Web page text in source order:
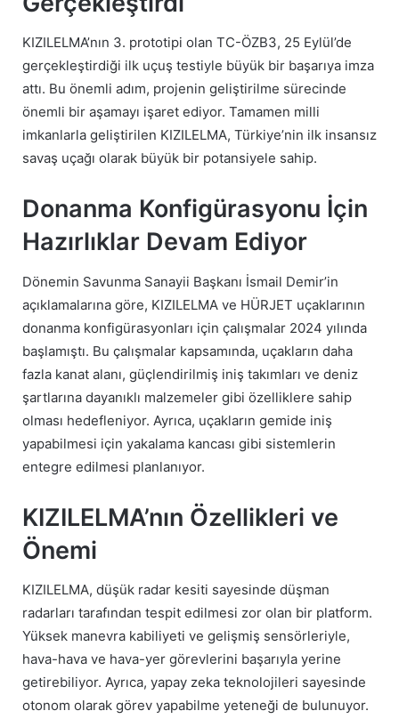
KIZILELMA’nın 3. prototipi olan TC-ÖZB3, 25 Eylül’de
gerçekleştirdiği ilk uçuş testiyle büyük bir başarıya imza
attı. Bu önemli adım, projenin geliştirilme sürecinde
önemli bir aşamayı işaret ediyor. Tamamen milli
imkanlarla geliştirilen KIZILELMA, Türkiye’nin ilk insansız
savaş uçağı olarak büyük bir potansiyele sahip.
Donanma Konfigürasyonu İçin
Hazırlıklar Devam Ediyor
Dönemin Savunma Sanayii Başkanı İsmail Demir’in
açıklamalarına göre, KIZILELMA ve HÜRJET uçaklarının
donanma konfigürasyonları için çalışmalar 2024 yılında
başlamıştı. Bu çalışmalar kapsamında, uçakların daha
fazla kanat alanı, güçlendirilmiş iniş takımları ve deniz
şartlarına dayanıklı malzemeler gibi özelliklere sahip
olması hedefleniyor. Ayrıca, uçakların gemide iniş
yapabilmesi için yakalama kancası gibi sistemlerin
entegre edilmesi planlanıyor.
KIZILELMA’nın Özellikleri ve
Önemi
KIZILELMA, düşük radar kesiti sayesinde düşman
radarları tarafından tespit edilmesi zor olan bir platform.
Yüksek manevra kabiliyeti ve gelişmiş sensörleriyle,
hava-hava ve hava-yer görevlerini başarıyla yerine
getirebiliyor. Ayrıca, yapay zeka teknolojileri sayesinde
otonom olarak görev yapabilme yeteneği de bulunuyor.